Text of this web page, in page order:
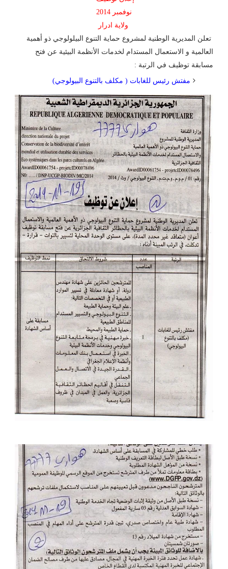
نوفمبر 2014
ولاية ادرار
تعلن المديرية الوطنية لمشروع حماية التنوع البيلولوجي ذو أهمية
العالمية و الاستعمال المستدام لخدمات الأنظمة البيئية عن فتح
مسابقة توظيف في الرتبة :
مفتش رئيس للغابات ( مكلف بالتنوع البيولوجي)